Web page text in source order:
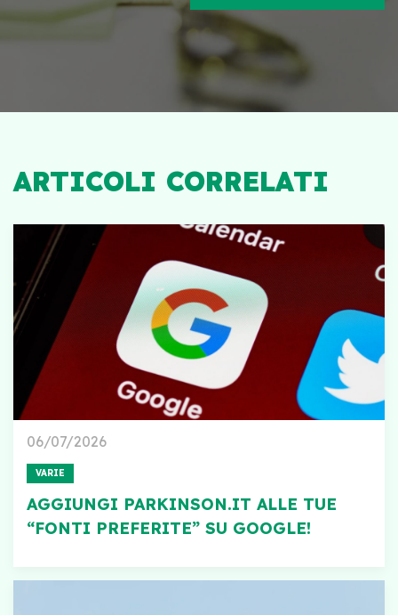
ARTICOLI CORRELATI
06/07/2026
VARIE
AGGIUNGI PARKINSON.IT ALLE TUE
“FONTI PREFERITE” SU GOOGLE!